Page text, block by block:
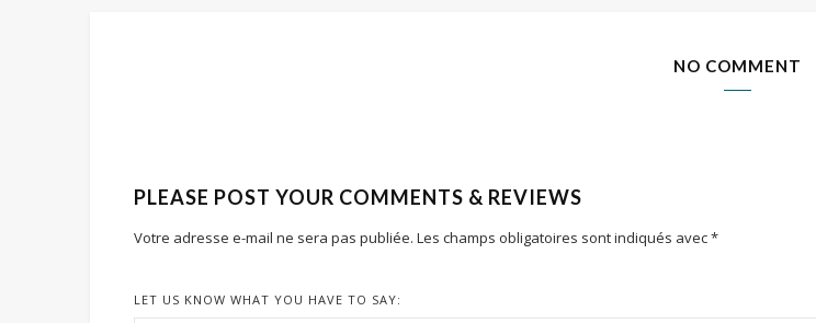
NO COMMENT
PLEASE POST YOUR COMMENTS & REVIEWS
Votre adresse e-mail ne sera pas publiée. Les champs obligatoires sont indiqués avec*
LET US KNOW WHAT YOU HAVE TO SAY: